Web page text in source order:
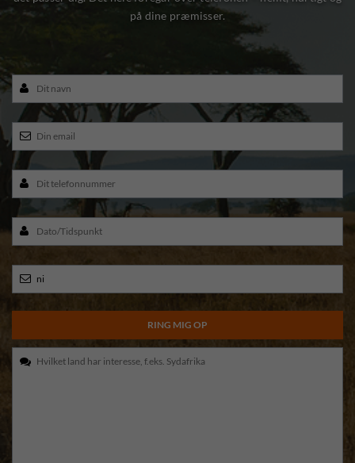
på dine præmisser.